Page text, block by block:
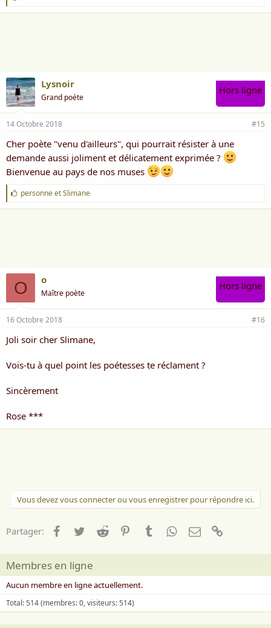
'
a
Lysnoir
Grand poète
Hors ligne
14 Octobre 2018 #15
Cher poète "venu d'ailleurs", qui pourrait résister à une
demande aussi joliment et délicatement exprimée ?
Bienvenue au pays de nos muses
J
'
a
personneetSlimane
O o
Maître poète
Hors ligne
16 Octobre 2018 #16
Joli soir cher Slimane,
Vois-tu à quel point les poétesses te réclament ?
Sincèrement
Rose ***
Vous devez vous connecter ou vous enregistrer pour répondre ici.
Partager: Facebook
TwitterReddit PinterestTumblrWhatsApp
Email
Membres en ligne
Aucun membre en ligne actuellement.
Total: 514 (membres: 0, visiteurs: 514)